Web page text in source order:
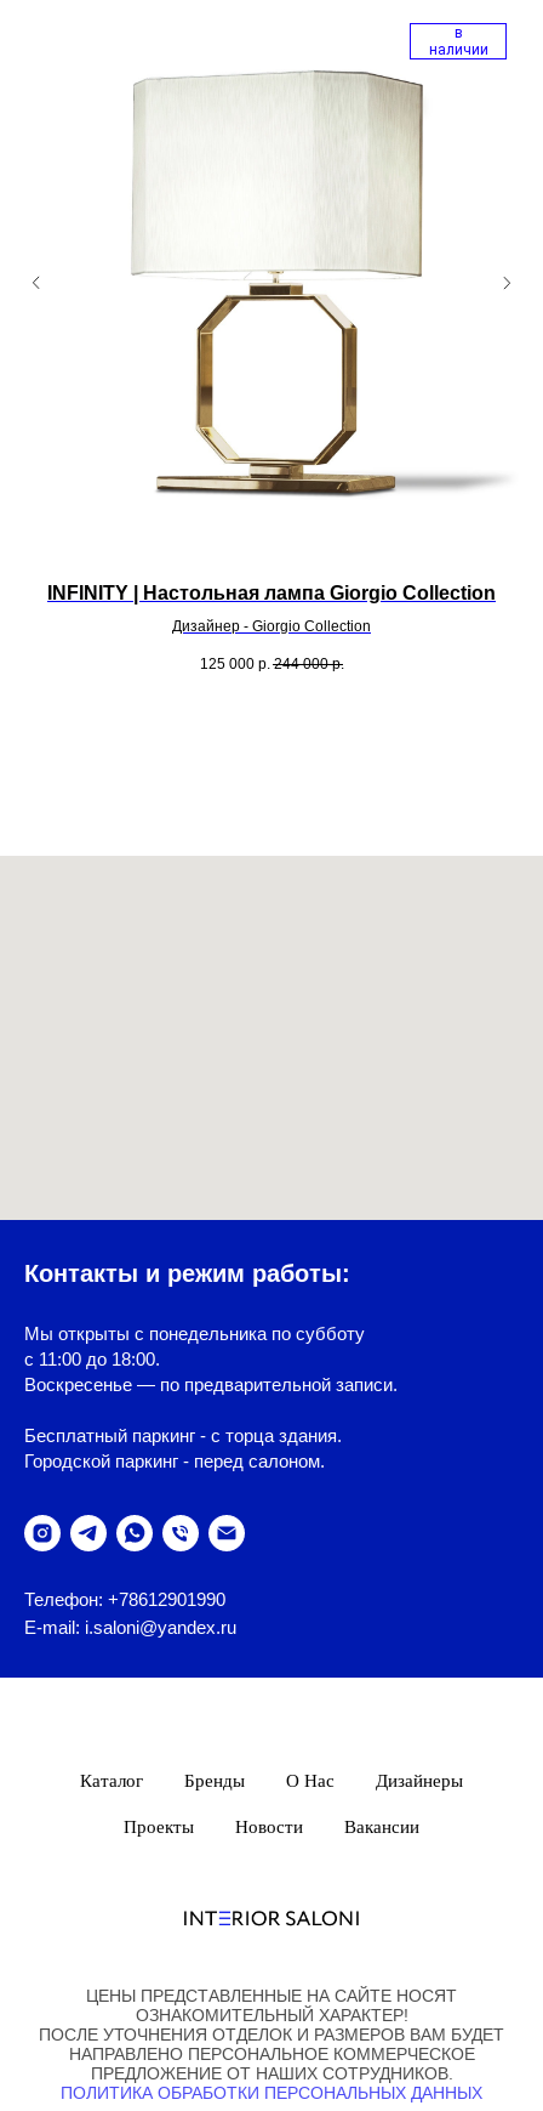
в
наличии
INFINITY | Настольная лампа Giorgio Collection
Дизайнер - Giorgio Collection
125 000 р. 244 000 р.
Контакты и режим работы:
Мы открыты с понедельника по субботу
с 11:00 до 18:00.
Воскресенье — по предварительной записи.
Бесплатный паркинг - с торца здания.
Городской паркинг - перед салоном.
Телефон: +78612901990
E-mail: i.saloni@yandex.ru
Каталог Бренды О Нас Дизайнеры
Проекты Новости Вакансии
ЦЕНЫ ПРЕДСТАВЛЕННЫЕ НА САЙТЕ НОСЯТ
ОЗНАКОМИТЕЛЬНЫЙ ХАРАКТЕР!
ПОСЛЕ УТОЧНЕНИЯ ОТДЕЛОК И РАЗМЕРОВ ВАМ БУДЕТ
НАПРАВЛЕНО ПЕРСОНАЛЬНОЕ КОММЕРЧЕСКОЕ
ПРЕДЛОЖЕНИЕ ОТ НАШИХ СОТРУДНИКОВ.
ПОЛИТИКА ОБРАБОТКИ ПЕРСОНАЛЬНЫХ ДАННЫХ